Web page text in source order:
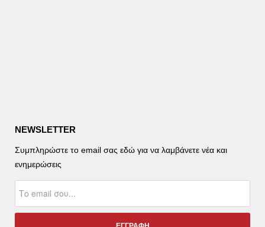
NEWSLETTER
Συμπληρώστε το email σας εδώ για να λαμβάνετε νέα και
ενημερώσεις